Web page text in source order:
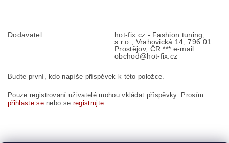
Dodavatel
hot-fix.cz - Fashion tuning,
s.r.o., Vrahovická 14, 796 01
Prostějov, ČR *** e-mail:
obchod@hot-fix.cz
Buďte první, kdo napíše příspěvek k této položce.
Pouze registrovaní uživatelé mohou vkládat příspěvky. Prosím
přihlaste senebo se registrujte.